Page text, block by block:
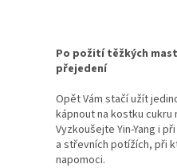
Po požití těžkých
přejedení
Opět Vám stačí užít
kápnout na kostku
Vyzkoušejte Yin-Yang i
a střevních potížích, při
napomoci.